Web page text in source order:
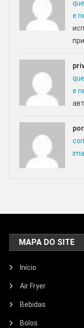
e
e
MAPA DO SITE
Início
Air Fryer
Bebidas
Bolos